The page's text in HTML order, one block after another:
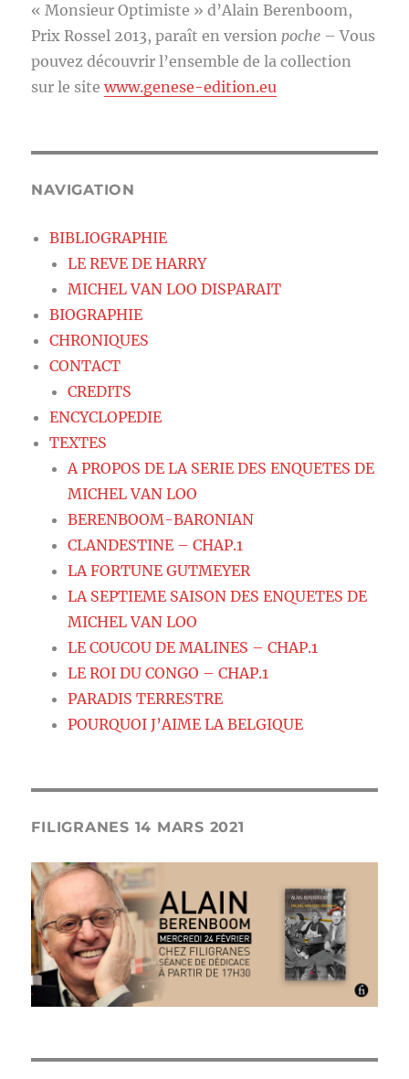
« Monsieur Optimiste » d’Alain Berenboom,
Prix Rossel 2013, paraît en version poche – Vous
pouvez découvrir l’ensemble de la collection
sur le sitewww.genese-edition.eu
NAVIGATION
BIBLIOGRAPHIE
LE REVE DE HARRY
MICHEL VAN LOO DISPARAIT
BIOGRAPHIE
CHRONIQUES
CONTACT
CREDITS
ENCYCLOPEDIE
TEXTES
A PROPOS DE LA SERIE DES ENQUETES DE
MICHEL VAN LOO
BERENBOOM-BARONIAN
CLANDESTINE – CHAP.1
LA FORTUNE GUTMEYER
LA SEPTIEME SAISON DES ENQUETES DE
MICHEL VAN LOO
LE COUCOU DE MALINES – CHAP.1
LE ROI DU CONGO – CHAP.1
PARADIS TERRESTRE
POURQUOI J’AIME LA BELGIQUE
FILIGRANES 14 MARS 2021